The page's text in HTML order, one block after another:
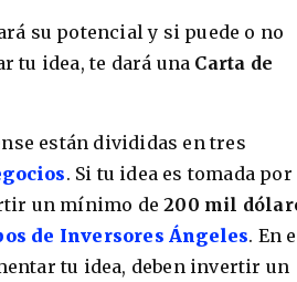
su potencial y si puede o no
tu idea, te dará una Carta de
están divididas en tres
. Si tu idea es tomada por
un mínimo de200 mil
de Inversores Ángeles. En
tu idea, deben invertir un